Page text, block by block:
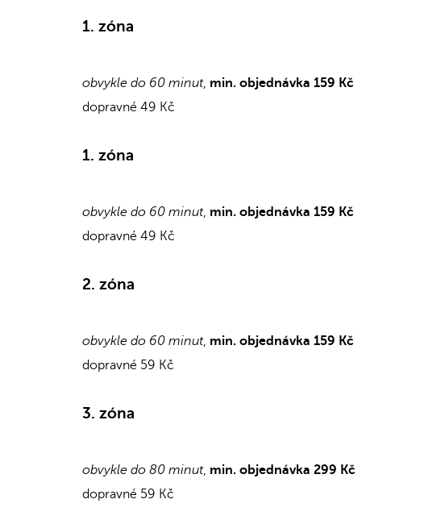
1. zóna
obvykle do 60 minut, min. objednávka 159 Kč
dopravné 49 Kč
1. zóna
obvykle do 60 minut, min. objednávka 159 Kč
dopravné 49 Kč
2. zóna
obvykle do 60 minut, min. objednávka 159 Kč
dopravné 59 Kč
3. zóna
obvykle do 80 minut, min. objednávka 299 Kč
dopravné 59 Kč